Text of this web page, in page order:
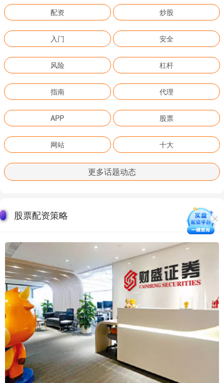
配资 炒股
入门 安全
风险 杠杆
指南 代理
APP 股票
网站 十大
更多话题动态
股票配资策略